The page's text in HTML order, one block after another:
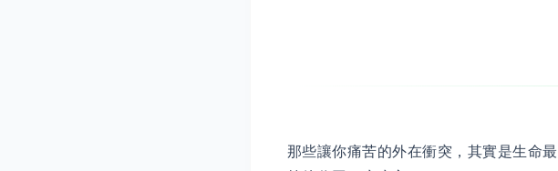
那些讓你痛苦的外在衝突，其實是生命